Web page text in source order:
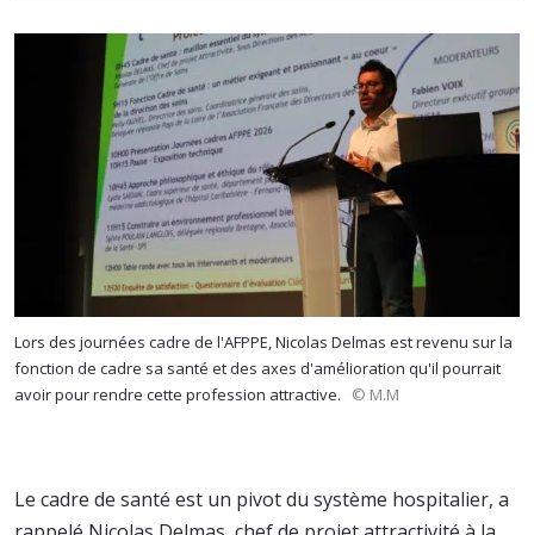
Lors des journées cadre de l'AFPPE, Nicolas Delmas est revenu sur la
fonction de cadre sa santé et des axes d'amélioration qu'il pourrait
avoir pour rendre cette profession attractive.
© M.M
Le cadre de santé est un pivot du système hospitalier, a